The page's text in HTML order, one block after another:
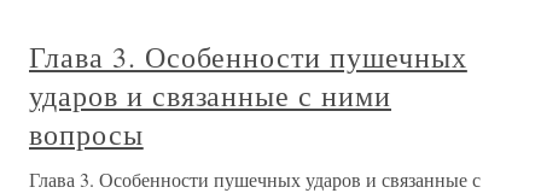
Глава 3. Особенности пушечных
ударов и связанные с ними
вопросы
Глава 3. Особенности пушечных ударов и связанные с